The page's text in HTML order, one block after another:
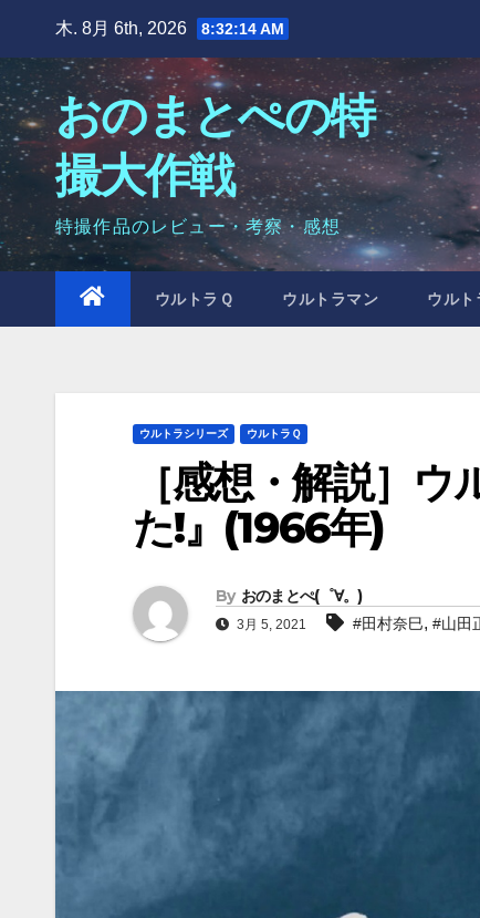
content
木. 8月 6th, 2026 8:32:15 AM
おのまとぺの特
撮大作戦
特撮作品のレビュー・考察・感想
ウルトラＱ ウルトラマン ウルト
ウルトラシリーズ ウルトラＱ
［感想・解説］
た!』(1966年)
By おのまとぺ(゜∀。)
3月 5, 2021 #田村奈巳, #山田